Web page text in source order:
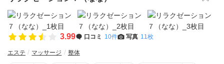
3.99 口コミ 10件 写真 11枚
エステ マッサージ 整体